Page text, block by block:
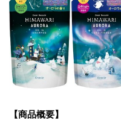
【商品概要】